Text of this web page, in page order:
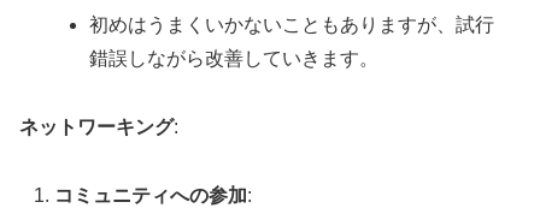
初めはうまくいかないこともありますが、試行
錯誤しながら改善していきます。
ネットワーキング:
コミュニティへの参加: